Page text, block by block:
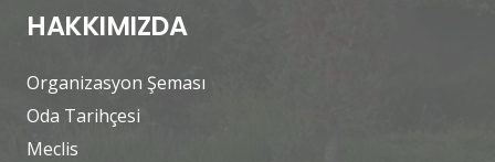
HAKKIMIZDA
Organizasyon Şeması
Oda Tarihçesi
Meclis